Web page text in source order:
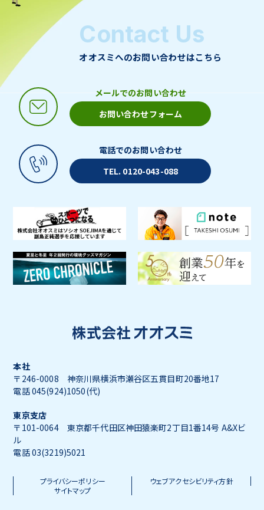
Contact Us
オオスミへのお問い合わせはこちら
メールでのお問い合わせ
お問い合わせフォーム
電話でのお問い合わせ
TEL. 0120-043-088
本社
〒246-0008 神奈川県横浜市瀬谷区五貫目町20番地17
電話 045(924)1050(代)
東京支店
〒101-0064 東京都千代田区神田猿楽町2丁目1番14号 A&Xビ
ル
電話 03(3219)5021
プライバシーポリシー
ウェブアクセシビリティ方針
サイトマップ